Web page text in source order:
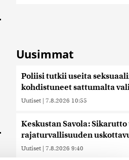
Uusimmat
Poliisi tutkii useita
kohdistuneet sattumalta
Uutiset | 7.8.2026 10:55
Keskustan Savola:
rajaturvallisuuden
Uutiset | 7.8.2026 9:40